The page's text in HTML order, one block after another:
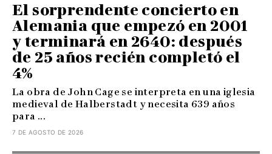
El sorprendente concierto en
Alemania que empezó en 2001
y terminará en 2640: después
de 25 años recién completó el
4%
La obra de John Cage se interpreta en una iglesia
medieval de Halberstadt y necesita 639 años
para ...
7 DE AGOSTO DE 2026